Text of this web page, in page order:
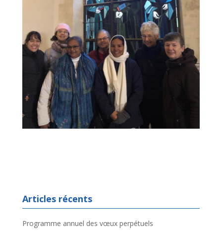
Articles récents
Programme annuel des vœux perpétuels